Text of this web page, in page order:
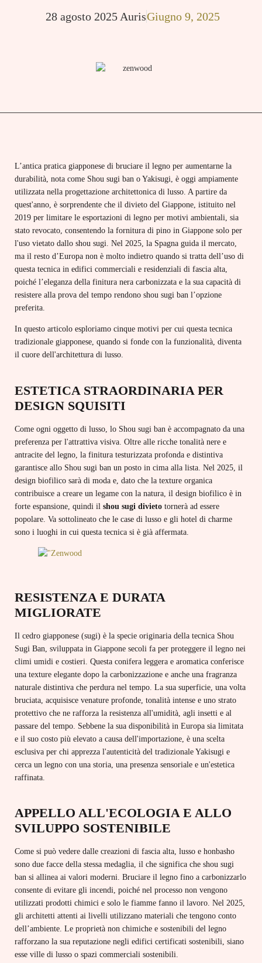
28 agosto 2025AurisGiugno 9, 2025
L’antica pratica giapponese di bruciare il legno per aumentarne la
durabilità, nota come Shou sugi ban o Yakisugi, è oggi ampiamente
utilizzata nella progettazione architettonica di lusso. A partire da
quest'anno, è sorprendente che il divieto del Giappone, istituito nel
2019 per limitare le esportazioni di legno per motivi ambientali, sia
stato revocato, consentendo la fornitura di pino in Giappone solo per
l'uso vietato dallo shou sugi. Nel 2025, la Spagna guida il mercato,
ma il resto d’Europa non è molto indietro quando si tratta dell’uso di
questa tecnica in edifici commerciali e residenziali di fascia alta,
poiché l’eleganza della finitura nera carbonizzata e la sua capacità di
resistere alla prova del tempo rendono shou sugi ban l’opzione
preferita.
In questo articolo esploriamo cinque motivi per cui questa tecnica
tradizionale giapponese, quando si fonde con la funzionalità, diventa
il cuore dell'architettura di lusso.
ESTETICA STRAORDINARIA PER
DESIGN SQUISITI
Come ogni oggetto di lusso, lo Shou sugi ban è accompagnato da una
preferenza per l'attrattiva visiva. Oltre alle ricche tonalità nere e
antracite del legno, la finitura testurizzata profonda e distintiva
garantisce allo Shou sugi ban un posto in cima alla lista. Nel 2025, il
design biofilico sarà di moda e, dato che la texture organica
contribuisce a creare un legame con la natura, il design biofilico è in
forte espansione, quindi il shou sugi divieto tornerà ad essere
popolare. Va sottolineato che le case di lusso e gli hotel di charme
sono i luoghi in cui questa tecnica si è già affermata.
RESISTENZA E DURATA
MIGLIORATE
Il cedro giapponese (sugi) è la specie originaria della tecnica Shou
Sugi Ban, sviluppata in Giappone secoli fa per proteggere il legno nei
climi umidi e costieri. Questa conifera leggera e aromatica conferisce
una texture elegante dopo la carbonizzazione e anche una fragranza
naturale distintiva che perdura nel tempo. La sua superficie, una volta
bruciata, acquisisce venature profonde, tonalità intense e uno strato
protettivo che ne rafforza la resistenza all'umidità, agli insetti e al
passare del tempo. Sebbene la sua disponibilità in Europa sia limitata
e il suo costo più elevato a causa dell'importazione, è una scelta
esclusiva per chi apprezza l'autenticità del tradizionale Yakisugi e
cerca un legno con una storia, una presenza sensoriale e un'estetica
raffinata.
APPELLO ALL'ECOLOGIA E ALLO
SVILUPPO SOSTENIBILE
Come si può vedere dalle creazioni di fascia alta, lusso e honbasho
sono due facce della stessa medaglia, il che significa che shou sugi
ban si allinea ai valori moderni. Bruciare il legno fino a carbonizzarlo
consente di evitare gli incendi, poiché nel processo non vengono
utilizzati prodotti chimici e solo le fiamme fanno il lavoro. Nel 2025,
gli architetti attenti ai livelli utilizzano materiali che tengono conto
dell’ambiente. Le proprietà non chimiche e sostenibili del legno
rafforzano la sua reputazione negli edifici certificati sostenibili, siano
esse ville di lusso o spazi commerciali sostenibili.